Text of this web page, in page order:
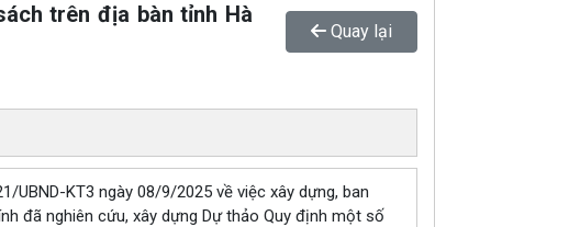
trên địa bàn tỉnh Hà
Quay lại
UBND-KT3 ngày 08/9/2025 về việc xây dựng, ban
đã nghiên cứu, xây dựng Dự thảo Quy định một số